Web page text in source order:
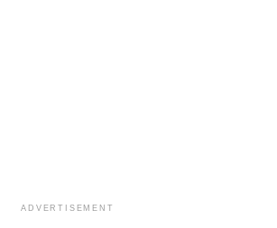
ADVERTISEMENT